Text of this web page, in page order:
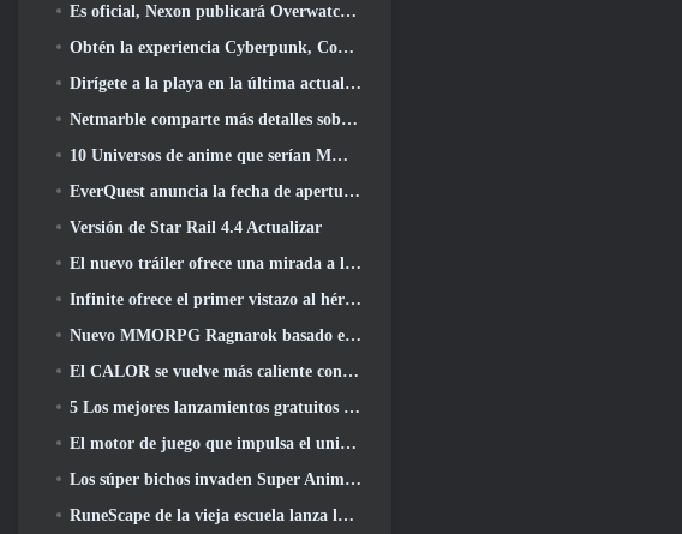
Es oficial, Nexon publicará Overwatch en Corea del Sur en el futuro
Obtén la experiencia Cyberpunk, Completo con ciberpsicosis, En el próximo evento cruzado de Apex Legends
Dirígete a la playa en la última actualización de Palia
Netmarble comparte más detalles sobre el próximo juego de nivelación en solitario, Nivelación en solitario: KARMA en la Anime Expo
10 Universos de anime que serían MMO increíbles
EverQuest anuncia la fecha de apertura del segundo 2026 Servidor de expansión con bloqueo de tiempo
Versión de Star Rail 4.4 Actualizar
El nuevo tráiler ofrece una mirada a la jugabilidad en Silver Palace
Infinite ofrece el primer vistazo al héroe con forma de sirena que llegará en SS13: Recuperación de la vista
Nuevo MMORPG Ragnarok basado en navegador, Se anuncia el universo Ragnarok
El CALOR se vuelve más caliente con el lanzamiento de un nuevo mapa del desierto
5 Los mejores lanzamientos gratuitos para jugar desde 2025, ¿Todavía vale la pena jugar? 2026?
El motor de juego que impulsa el universo de un solo fragmento de Eve Online ahora es de código abierto
Los súper bichos invaden Super Animal Royale en la actualización 'Super Natural'
RuneScape de la vieja escuela lanza la misión Gran Maestro 'The Blood Moon Rises', Poniendo fin a una línea de búsqueda de 20 años